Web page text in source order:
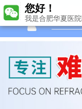
您好！
我是合肥华夏医